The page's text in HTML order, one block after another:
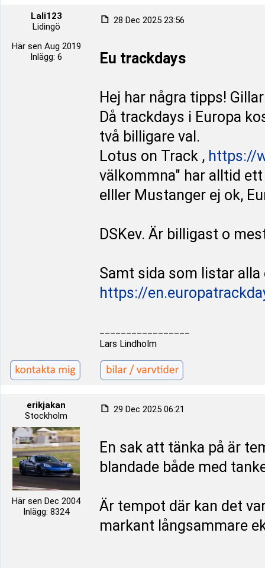
Lali123
Lidingö
Här sen Aug 2019
Inlägg: 6
28 Dec 2025 23:56
Eu trackdays
Hej har några tipps!
Då trackdays i Europa
två billigare val.
Lotus on Track , https://
välkommna" har alltid ett
elller Mustanger ej ok,
DSKev. Är billigast o
Samt sida som listar alla
https://
Lars Lindholm
erikjakan
Stockholm
Här sen Dec 2004
Inlägg: 8324
29 Dec 2025 06:21
En sak att tänka på är
blandade både med
Är tempot där kan det
markant långsammare